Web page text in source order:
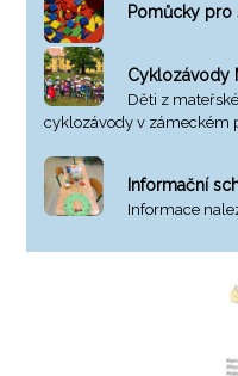
Pomůcky
Cyklozávody
Děti z
cyklozávody v zámeckém
Informační
Informace